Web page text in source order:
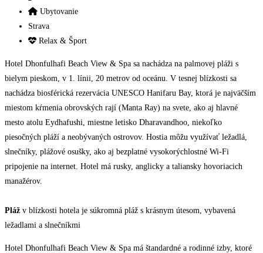
Ubytovanie
Strava
Relax & Šport
Hotel Dhonfulhafi Beach View & Spa sa nachádza na palmovej pláži s
bielym pieskom, v 1. línii, 20 metrov od oceánu. V tesnej blízkosti sa
nachádza biosférická rezervácia UNESCO Hanifaru Bay, ktorá je najväčším
miestom kŕmenia obrovských rají (Manta Ray) na svete, ako aj hlavné
mesto atolu Eydhafushi, miestne letisko Dharavandhoo, niekoľko
piesočných pláží a neobývaných ostrovov. Hostia môžu využívať ležadlá,
slnečníky, plážové osušky, ako aj bezplatné vysokorýchlostné Wi-Fi
pripojenie na internet. Hotel má rusky, anglicky a taliansky hovoriacich
manažérov.
Pláž v blízkosti hotela je súkromná pláž s krásnym útesom, vybavená
ležadlami a slnečníkmi
Hotel Dhonfulhafi Beach View & Spa má štandardné a rodinné izby, ktoré